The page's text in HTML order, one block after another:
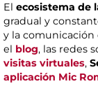
El ecosistema de
gradual y
y la
el blog, las redes
visitas virtuales,
aplicación Mic